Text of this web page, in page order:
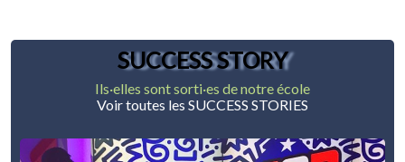
SUCCESS STORY
Ils·elles sont sorti·es de notre école
Voir toutes les SUCCESS STORIES